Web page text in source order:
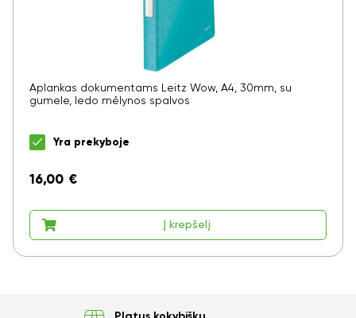
Aplankas dokumentams Leitz Wow, A4, 30mm, su
gumele, ledo mėlynos spalvos
Yra prekyboje
16,00 €
Į krepšelį